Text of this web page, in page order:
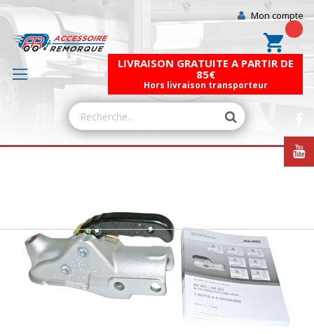
Mon compte
Mon
LIVRAISON GRATUITE A PARTIR DE
85€
Hors livraison transporteur
the
end